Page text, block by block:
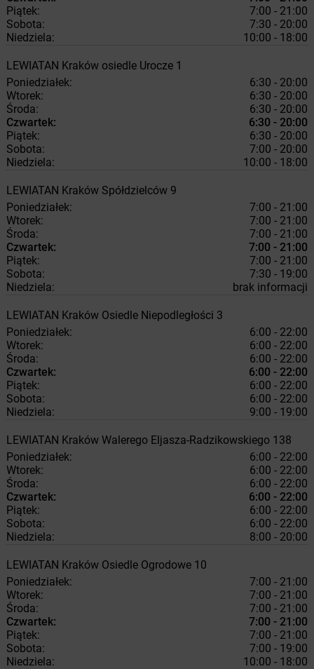
Piątek:
7:00 - 21:00
Sobota:
7:30 - 20:00
Niedziela:
10:00 - 18:00
LEWIATAN Kraków osiedle Urocze 1
Poniedziałek:
6:30 - 20:00
Wtorek:
6:30 - 20:00
Środa:
6:30 - 20:00
Czwartek:
6:30 - 20:00
Piątek:
6:30 - 20:00
Sobota:
7:00 - 20:00
Niedziela:
10:00 - 18:00
LEWIATAN Kraków Spółdzielców 9
Poniedziałek:
7:00 - 21:00
Wtorek:
7:00 - 21:00
Środa:
7:00 - 21:00
Czwartek:
7:00 - 21:00
Piątek:
7:00 - 21:00
Sobota:
7:30 - 19:00
Niedziela:
brak informacji
LEWIATAN Kraków Osiedle Niepodległości 3
Poniedziałek:
6:00 - 22:00
Wtorek:
6:00 - 22:00
Środa:
6:00 - 22:00
Czwartek:
6:00 - 22:00
Piątek:
6:00 - 22:00
Sobota:
6:00 - 22:00
Niedziela:
9:00 - 19:00
LEWIATAN Kraków Walerego Eljasza-Radzikowskiego 138
Poniedziałek:
6:00 - 22:00
Wtorek:
6:00 - 22:00
Środa:
6:00 - 22:00
Czwartek:
6:00 - 22:00
Piątek:
6:00 - 22:00
Sobota:
6:00 - 22:00
Niedziela:
8:00 - 20:00
LEWIATAN Kraków Osiedle Ogrodowe 10
Poniedziałek:
7:00 - 21:00
Wtorek:
7:00 - 21:00
Środa:
7:00 - 21:00
Czwartek:
7:00 - 21:00
Piątek:
7:00 - 21:00
Sobota:
7:00 - 19:00
Niedziela:
10:00 - 18:00